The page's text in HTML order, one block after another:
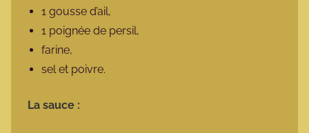
1 gousse d’ail,
1 poignée de persil,
farine,
sel et poivre.
La sauce :